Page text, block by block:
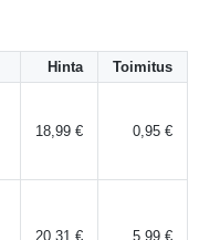
Hinta Toimitus
18,99 € 0,95 €
20,31 € 5,99 €